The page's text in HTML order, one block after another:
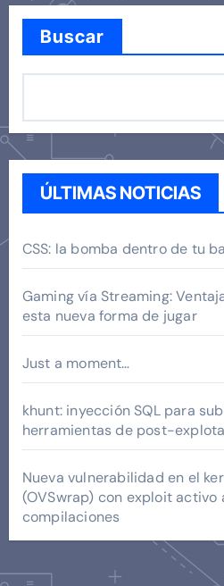
Buscar
ÚLTIMAS NOTICIAS
CSS: la bomba dentro de tu
Gaming vía Streaming:
esta nueva forma de jugar
Just a moment…
khunt: inyección SQL para
herramientas de post-
Nueva vulnerabilidad en el
(OVSwrap) con exploit
compilaciones